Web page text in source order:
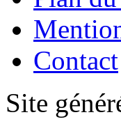
Contact
Site